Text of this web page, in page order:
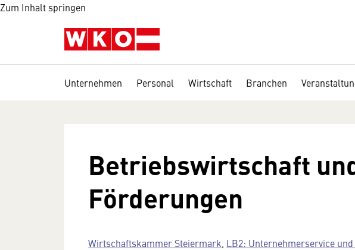
Zum Inhalt springen
Unternehmen Personal Wirtschaft Branchen
Betriebswirtschaft
Förderungen
Wirtschaftskammer Steiermark LB2: Unternehmerservice und